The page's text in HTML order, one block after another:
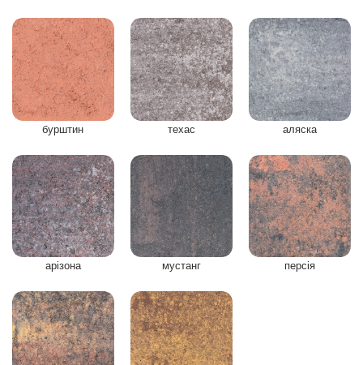
бурштин техас аляска
арізона мустанг персія